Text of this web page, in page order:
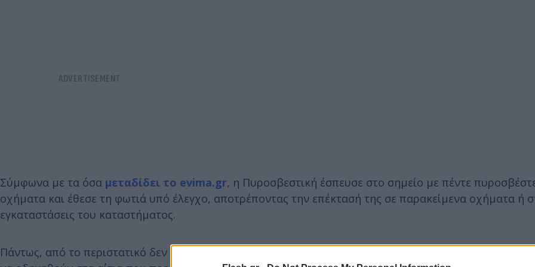
Σύμφωνα με τα όσα μεταδίδει το evima.gr, η Πυροσβεστική έσπευσε στο σημείο με πέντε
οχήματα και έθεσε τη φωτιά υπό έλεγχο, αποτρέποντας την επέκτασή της σε παρακείμενα οχήματα ή
εγκαταστάσεις του καταστήματος.
Πάντως, από το περιστατικό δεν αναφέρθηκαν τραυματισμοί. Οι αρμόδιες αρχές έχουν ήδη ξεκινήσει